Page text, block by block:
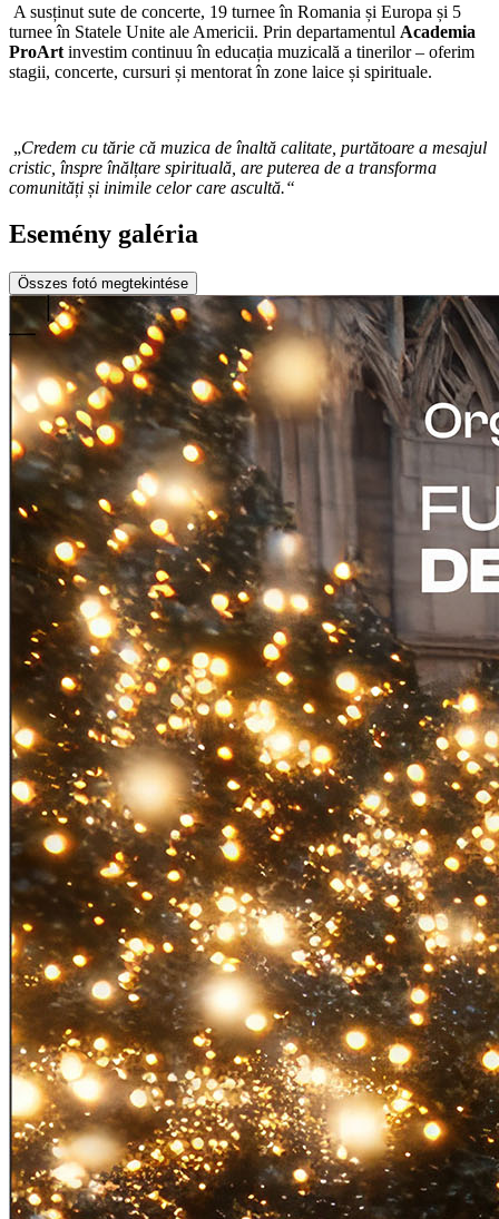
A susținut sute de concerte, 19 turnee în Romania și Europa și 5
turnee în Statele Unite ale Americii. Prin departamentul Academia
ProArt investim continuu în educația muzicală a tinerilor – oferim
stagii, concerte, cursuri și mentorat în zone laice și spirituale.
„Credem cu tărie că muzica de înaltă calitate, purtătoare a mesajul
cristic, înspre înălțare spirituală, are puterea de a transforma
comunități și inimile celor care ascultă.“
Esemény galéria
Összes fotó megtekintése